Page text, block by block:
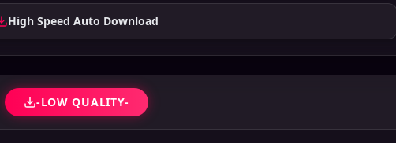
High Speed Auto Download
-LOW QUALITY-